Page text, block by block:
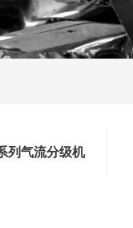
列气流分级机